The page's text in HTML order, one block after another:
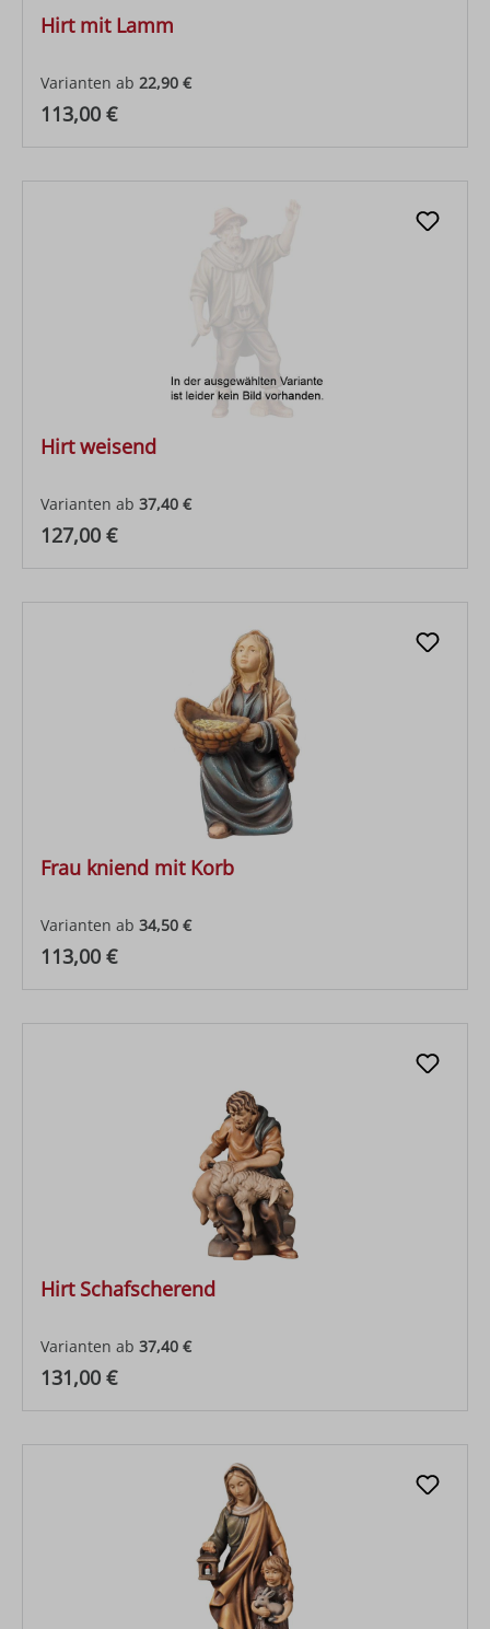
Hirt mit Lamm
Varianten ab 22,90 €
Regulärer Preis:
113,00 €
Hirt weisend
Varianten ab 37,40 €
Regulärer Preis:
127,00 €
Frau kniend mit Korb
Varianten ab 34,50 €
Regulärer Preis:
113,00 €
Hirt Schafscherend
Varianten ab 37,40 €
Regulärer Preis:
131,00 €